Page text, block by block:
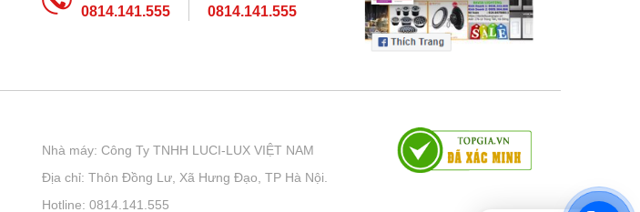
0814.141.555 0814.141.555
Nhà máy: Công Ty TNHH LUCI-LUX VIỆT NAM
Địa chỉ: Thôn Đồng Lư, Xã Hưng Đạo, TP Hà Nội.
Hotline: 0814.141.555